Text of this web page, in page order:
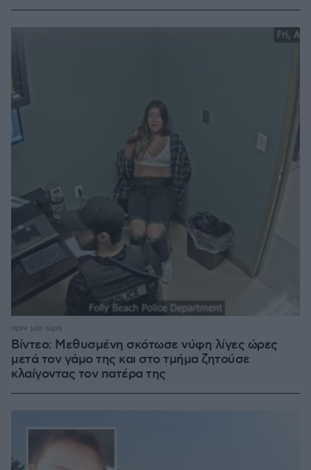
Βίντεο: Μεθυσμένη σκότωσε νύφη λίγες ώρες
μετά τον γάμο της και στο τμήμα ζητούσε
κλαίγοντας τον πατέρα της
πριν μία ώρα